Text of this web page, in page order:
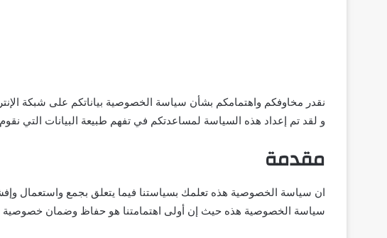
نقدر مخاوفكم واهتمامكم بشأن سياسة الخصوصية بياناتكم على شبكة
و لقد تم إعداد هذه السياسة لمساعدتكم في تفهم طبيعة البيانات التي
مقدمة
ان سياسة الخصوصية هذه تعلمك بسياستنا فيما يتعلق بجمع واستعمال
سياسة الخصوصية هذه حيث إن أولى اهتمامتنا هو حفاظ وضمان خصوصية